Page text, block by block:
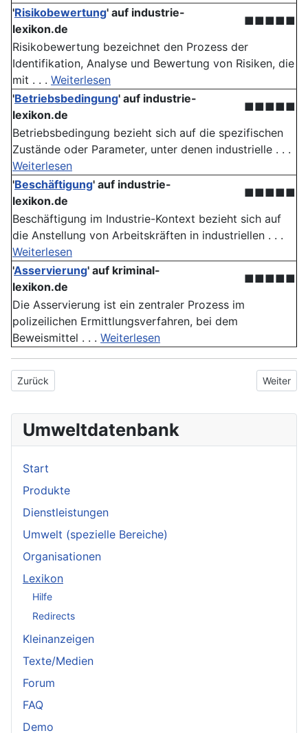
'Risikobewertung' auf industrie-
lexikon.de
■■■■■
Risikobewertung bezeichnet den Prozess der
Identifikation, Analyse und Bewertung von Risiken, die
mit . . . Weiterlesen
'Betriebsbedingung' auf industrie-
lexikon.de
■■■■■
Betriebsbedingung bezieht sich auf die spezifischen
Zustände oder Parameter, unter denen industrielle . . .
Weiterlesen
'Beschäftigung' auf industrie-
lexikon.de
■■■■■
Beschäftigung im Industrie-Kontext bezieht sich auf
die Anstellung von Arbeitskräften in industriellen . . .
Weiterlesen
'Asservierung' auf kriminal-
lexikon.de
■■■■■
Die Asservierung ist ein zentraler Prozess im
polizeilichen Ermittlungsverfahren, bei dem
Beweismittel . . . Weiterlesen
Vorheriger Beitrag: Umweltcontrolling
Zurück Nächster
Weiter
Umweltdatenbank
Start
Produkte
Dienstleistungen
Umwelt (spezielle Bereiche)
Organisationen
Lexikon
Hilfe
Redirects
Kleinanzeigen
Texte/Medien
Forum
FAQ
Demo